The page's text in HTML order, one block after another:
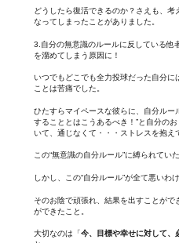
どうしたら復活できるのか？さえも、考
なってしまったことがありました。
3.自分の無意識のルールに反している他
を溜めてしまう原因に！
いつでもどこでも全力投球だった自分
ことは苦痛でした。
ひたすらマイペースな彼らに、自分ルー
することとはこうあるべき！”と自分の
いて、通じなくて・・・ストレスを抱え
この“無意識の自分ルール”に縛られてい
しかし、この“自分ルール”が全て悪いわ
そのお陰で頑張れ、結果を出すことが
ができたこと。
大切なのは「今、目標や幸せに対して、